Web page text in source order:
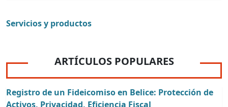
Servicios y productos
ARTÍCULOS POPULARES
Registro de un Fideicomiso en Belice: Protección de
Activos, Privacidad, Eficiencia Fiscal